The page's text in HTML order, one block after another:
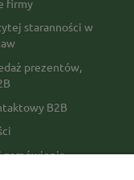
firmy
staranności w
prezentów,
B2B
zamówienia